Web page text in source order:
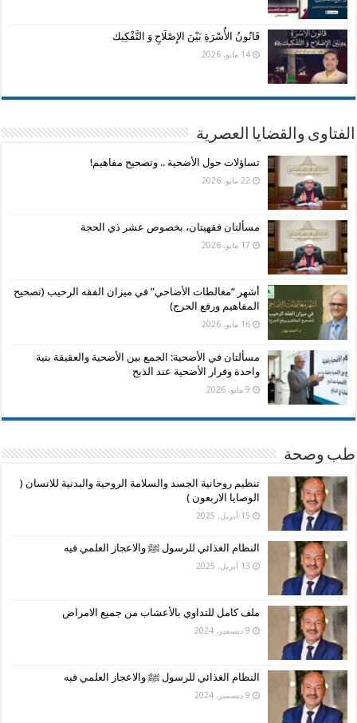
قَانُونُ الأُسْرَةِ بَيْنَ الإِصْلَاحِ وَ التَّفْكِيك
14 مايو، 2026
الفتاوى والقضايا العصرية
تساؤلات حول الأضحية .. وتصحيح مفاهيم!
22 مايو، 2026
مسألتان فقهيتان، بخصوص عشر ذي الحجة
17 مايو، 2026
أشهر “مغالطات الأضاحي” في ميزان الفقه الرحيب (تصحيح
المفاهيم ورفع الحرج)
16 مايو، 2026
مسألتان في الأضحية: الجمع بين الأضحية والعقيقة بنية
واحدة وفرار الأضحية عند الذبح
9 مايو، 2026
طب وصحة
تنظيم روحانية الجسد والسلامة الروحية والبدنية للانسان (
الوصايا الاربعون )
15 أبريل، 2025
النظام الغذائي للرسول ﷺ والاعجاز العلمي فيه
13 أبريل، 2025
ملف كامل للتداوي بالأعشاب من جميع الامراض
9 ديسمبر، 2024
النظام الغذائي للرسول ﷺ والاعجاز العلمي فيه
9 ديسمبر، 2024